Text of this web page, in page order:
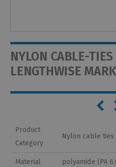
NYLON CABLE-TIES
LENGTHWISE
Product
Category
Nylon cable ties
Material polyamide (PA